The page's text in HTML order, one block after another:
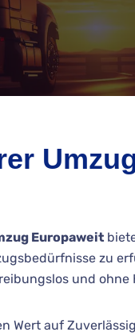
Europaweit
zu
und
Wert auf